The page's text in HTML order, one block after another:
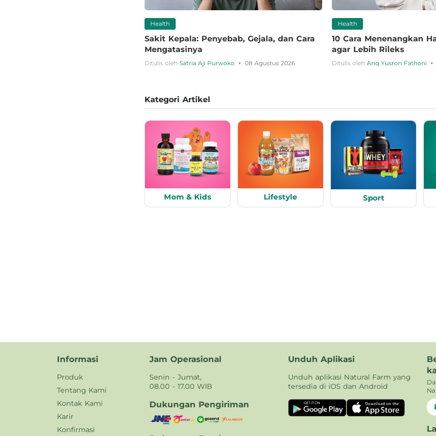
Health
Sakit Kepala: Penyebab, Gejala, dan Cara
Mengatasinya
Ditulis oleh Satria Aji Purwoko • 08 Agustus 2026
Health
10 Cara Menenangkan
agar Lebih Rileks
Ditulis oleh Ariq Yusron Fathoni •
Kategori Artikel
Mom & Kids Lifestyle Sport
Informasi
Produk
Tentang Kami
Kontak Kami
Karir
Konfirmasi
Jam Operasional
Senin - Jumat,
08.00 - 17.00 WIB
Dukungan Pengiriman
Unduh Aplikasi
Unduh aplikasi Natural Farm yang
tersedia di iOS dan Android